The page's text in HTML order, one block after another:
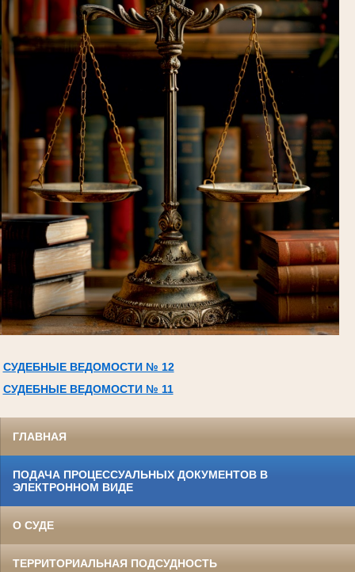
СУДЕБНЫЕ ВЕДОМОСТИ № 12
СУДЕБНЫЕ ВЕДОМОСТИ № 11
ГЛАВНАЯ
ПОДАЧА ПРОЦЕССУАЛЬНЫХ ДОКУМЕНТОВ В
ЭЛЕКТРОННОМ ВИДЕ
О СУДЕ
ТЕРРИТОРИАЛЬНАЯ ПОДСУДНОСТЬ